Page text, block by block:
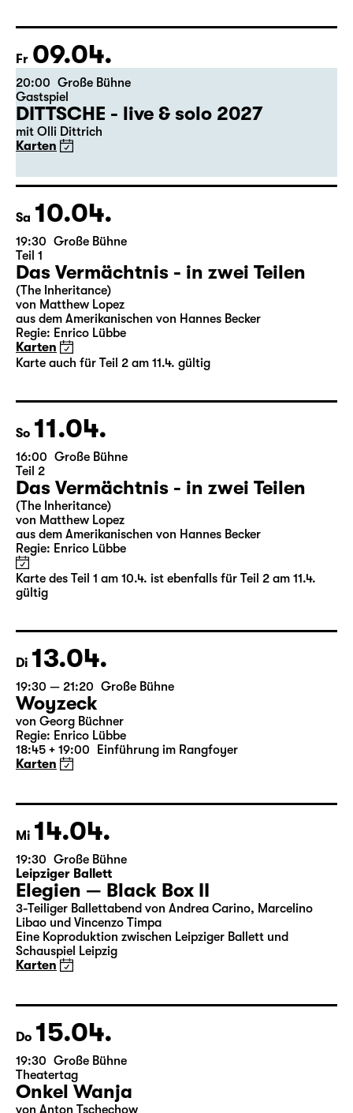
Schauspiel Leipzig
Karten
Fr 09.04.
20:00
Große Bühne
Gastspiel
DITTSCHE - live & solo 2027
mit Olli Dittrich
Karten
Sa 10.04.
19:30 Große Bühne
Teil 1
Das Vermächtnis - in zwei Teilen
(The Inheritance)
von Matthew Lopez
Karten
Karte auch für Teil 2 am 11.4. gültig
So 11.04.
16:00 Große Bühne
Teil 2
Das Vermächtnis - in zwei Teilen
(The Inheritance)
von Matthew Lopez
aus dem Amerikanischen von Hannes Becker
gültig
Di 13.04.
19:30 — 21:20 Große Bühne
Woyzeck
18:45 + 19:00 Einführung im Rangfoyer
Karten
Mi 14.04.
19:30 Große Bühne
Leipziger Ballett
Elegien — Black Box II
3-Teiliger Ballettabend von Andrea Carino, Marcelino
Schauspiel Leipzig
Karten
Do 15.04.